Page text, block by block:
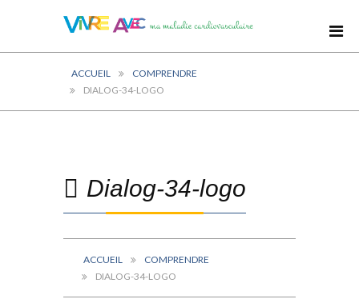
ACCUEIL
COMPRENDRE
DIALOG-34-LOGO
Dialog-34-logo
ACCUEIL
COMPRENDRE
DIALOG-34-LOGO